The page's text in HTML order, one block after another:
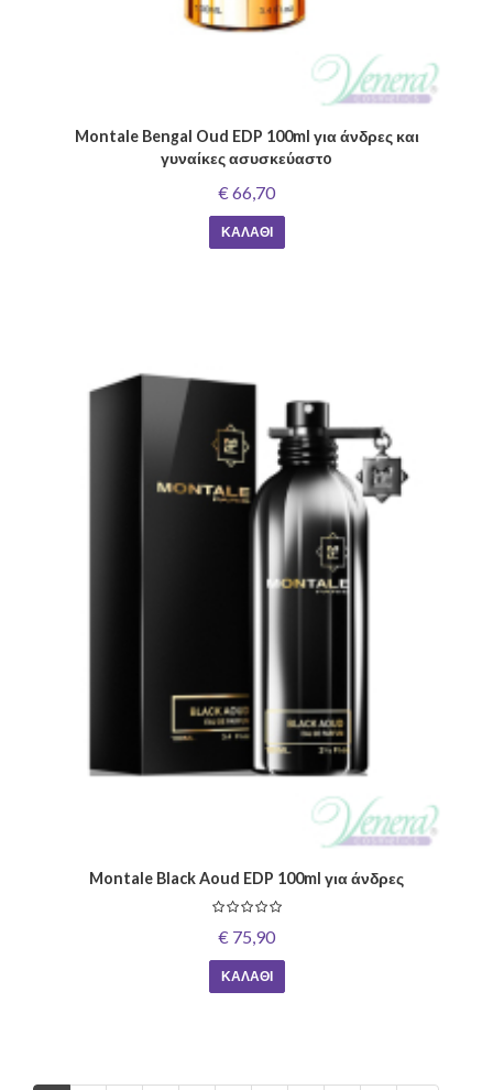
Montale Bengal Oud EDP 100ml για άνδρες και
γυναίκες ασυσκεύαστo
€ 66,70
ΚΑΛΆΘΙ
Montale Black Aoud EDP 100ml για άνδρες
€ 75,90
ΚΑΛΆΘΙ